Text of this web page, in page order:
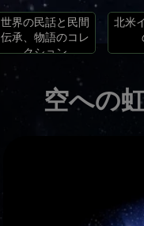
世界の民話と民間
伝承、物語のコレ
クション
北米
空への